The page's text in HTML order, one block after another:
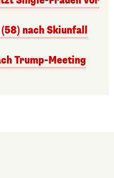
nach Skiunfall
Trump-Meeting